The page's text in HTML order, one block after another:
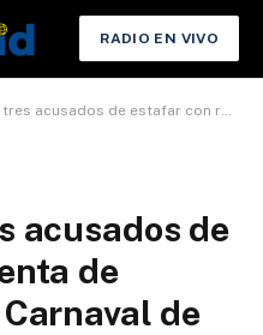
RADIO EN VIVO
de estafar con reventa de graderías en el Carnaval de Oruro
acusados de
de
de